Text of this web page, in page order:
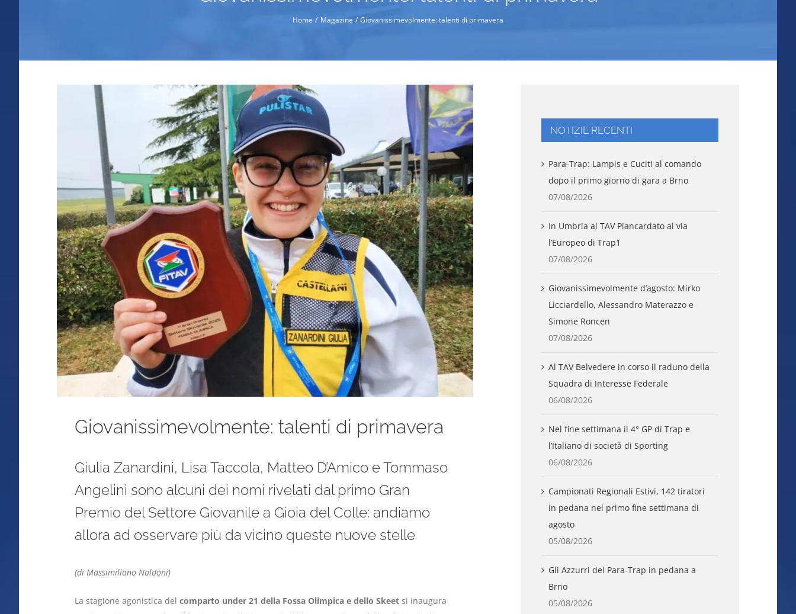
Home Magazine Giovanissimevolmente: talenti di primavera
Ingrandisci
immagine
Giovanissimevolmente: talenti di primavera
Giulia Zanardini, Lisa Taccola, Matteo D’Amico e Tommaso
Angelini sono alcuni dei nomi rivelati dal primo Gran
Premio del Settore Giovanile a Gioia del Colle: andiamo
allora ad osservare più da vicino queste nuove stelle
(di Massimiliano Naldoni)
La stagione agonistica del comparto under 21 della Fossa Olimpica e dello Skeetsi inaugura
NOTIZIE RECENTI
Para-Trap: Lampis e Cuciti al comando
dopo il primo giorno di gara a Brno
07/08/2026
In Umbria al TAV Piancardato al via
l’Europeo di Trap1
07/08/2026
Giovanissimevolmente d’agosto: Mirko
Licciardello, Alessandro Materazzo e
Simone Roncen
07/08/2026
Al TAV Belvedere in corso il raduno della
Squadra di Interesse Federale
06/08/2026
Nel fine settimana il 4° GP di Trap e
l’Italiano di società di Sporting
06/08/2026
Campionati Regionali Estivi, 142 tiratori
in pedana nel primo fine settimana di
agosto
05/08/2026
Gli Azzurri del Para-Trap in pedana a
Brno
05/08/2026